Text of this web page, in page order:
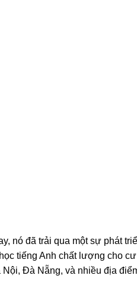
nó đã trải qua một sự phát
tiếng Anh chất lượng cho
Đà Nẵng, và nhiều địa